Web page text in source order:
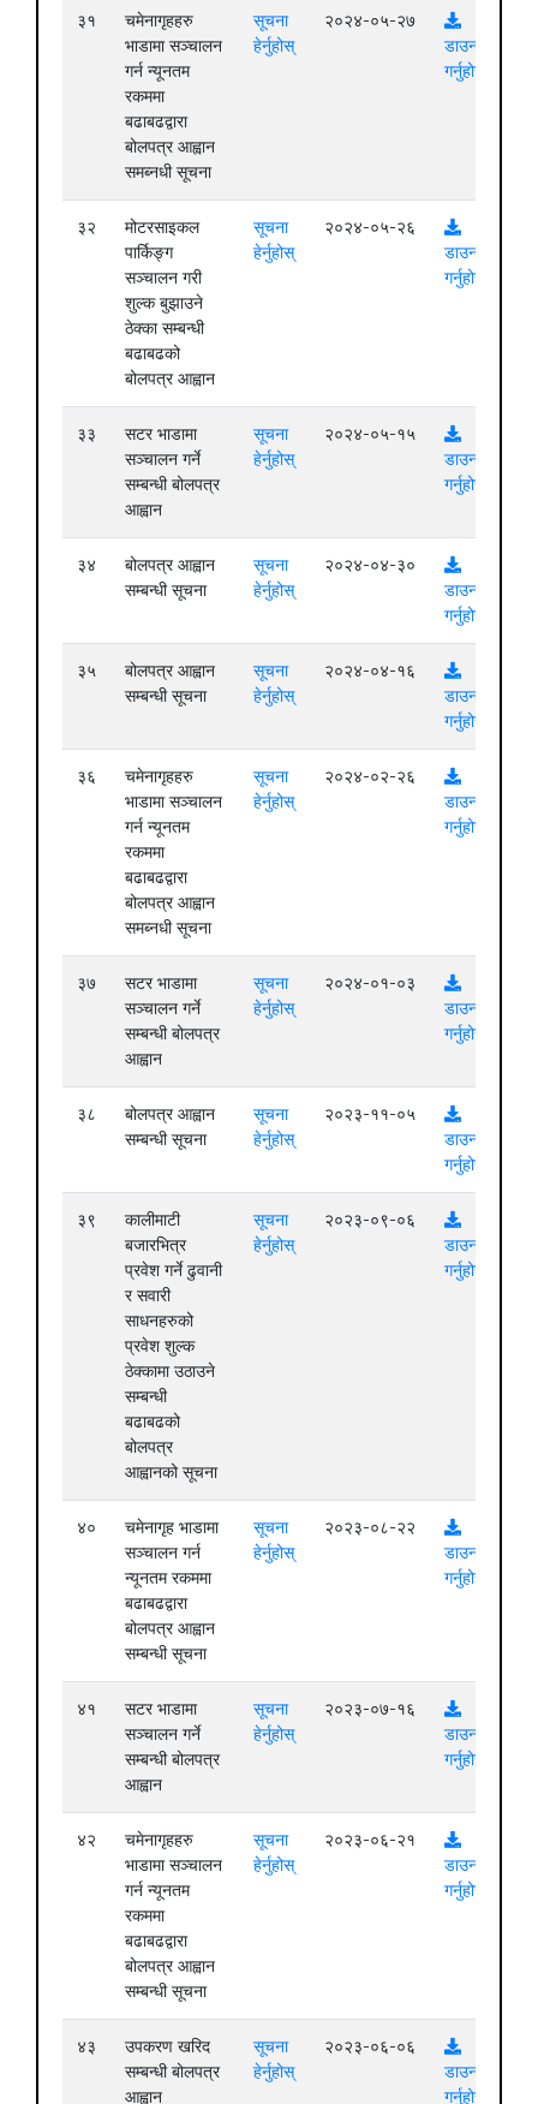
३१
चमेनागृहहरु
भाडामा सञ्चालन
गर्न न्यूनतम
रकममा
बढाबढद्वारा
बोलपत्र आह्वान
समब्नधी सूचना
सूचना
हेर्नुहोस्
२०२४-०५-२७
डाउनलोड
गर्नुहोस्
३२
मोटरसाइकल
पार्किङ्ग
सञ्चालन गरी
शुल्क बुझाउने
ठेक्का सम्बन्धी
बढाबढको
बोलपत्र आह्वान
सूचना
हेर्नुहोस्
२०२४-०५-२६
डाउनलोड
गर्नुहोस्
३३
सटर भाडामा
सञ्चालन गर्ने
सम्बन्धी बोलपत्र
आह्वान
सूचना
हेर्नुहोस्
२०२४-०५-१५
डाउनलोड
गर्नुहोस्
३४
बोलपत्र आह्वान
सम्बन्धी सूचना
सूचना
हेर्नुहोस्
२०२४-०४-३०
डाउनलोड
गर्नुहोस्
३५
बोलपत्र आह्वान
सम्बन्धी सूचना
सूचना
हेर्नुहोस्
२०२४-०४-१६
डाउनलोड
गर्नुहोस्
३६
चमेनागृहहरु
भाडामा सञ्चालन
गर्न न्यूनतम
रकममा
बढाबढद्वारा
बोलपत्र आह्वान
समब्नधी सूचना
सूचना
हेर्नुहोस्
२०२४-०२-२६
डाउनलोड
गर्नुहोस्
३७
सटर भाडामा
सञ्चालन गर्ने
सम्बन्धी बोलपत्र
आह्वान
सूचना
हेर्नुहोस्
२०२४-०१-०३
डाउनलोड
गर्नुहोस्
३८
बोलपत्र आह्वान
सम्बन्धी सूचना
सूचना
हेर्नुहोस्
२०२३-११-०५
डाउनलोड
गर्नुहोस्
३९
कालीमाटी
बजारभित्र
प्रवेश गर्ने ढुवानी
र सवारी
साधनहरुको
प्रवेश शुल्क
ठेक्कामा उठाउने
सम्बन्धी
बढाबढको
बोलपत्र
आह्वानको सूचना
सूचना
हेर्नुहोस्
२०२३-०९-०६
डाउनलोड
गर्नुहोस्
४०
चमेनागृह भाडामा
सञ्चालन गर्न
न्यूनतम रकममा
बढाबढद्वारा
बोलपत्र आह्वान
सम्बन्धी सूचना
सूचना
हेर्नुहोस्
२०२३-०८-२२
डाउनलोड
गर्नुहोस्
४१
सटर भाडामा
सञ्चालन गर्ने
सम्बन्धी बोलपत्र
आह्वान
सूचना
हेर्नुहोस्
२०२३-०७-१६
डाउनलोड
गर्नुहोस्
४२
चमेनागृहहरु
भाडामा सञ्चालन
गर्न न्यूनतम
रकममा
बढाबढद्वारा
बोलपत्र आह्वान
सम्बन्धी सूचना
सूचना
हेर्नुहोस्
२०२३-०६-२१
डाउनलोड
गर्नुहोस्
४३
उपकरण खरिद
सम्बन्धी बोलपत्र
आह्वान
सूचना
हेर्नुहोस्
२०२३-०६-०६
डाउनलोड
गर्नुहोस्